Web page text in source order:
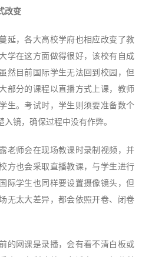
改变
延，各大高校学府也相应改变了教
学在这方面做得很好，该校有自成
然目前国际学生无法回到校园，但
部分的课程以直播方式上课，教师
生。考试时，学生则须要准备数个
镜，确保过程中没有作弊。
老师会在现场教课时录制视频，并
方也会采取直播教课，与学生进行
际学生也同样要设置摄像镜头，但
无太大差异，都会依照开卷、闭卷
的网课是录播，会有看不清白板或